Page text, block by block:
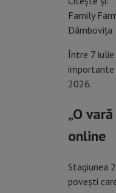
Family
Dâmbovița
Între 7 iulie
importante
2026.
„O
online
Stagiunea
povești